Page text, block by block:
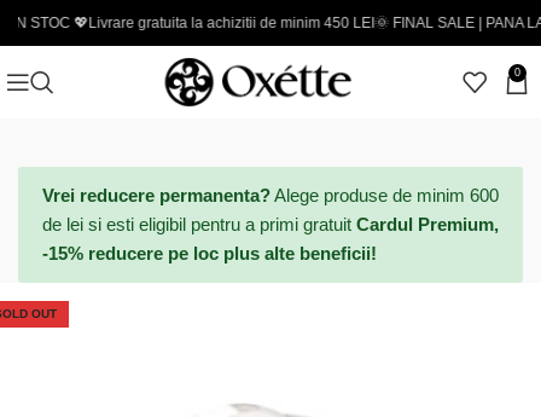
💖Livrare gratuita la achizitii de minim 450 LEI🌞 FINAL SALE | PANA LA -50%
0
Vrei reducere permanenta?Alege produse de minim 600
de lei si esti eligibil pentru a primi gratuit Cardul Premium,
-15% reducere pe loc plus alte beneficii!
OUT